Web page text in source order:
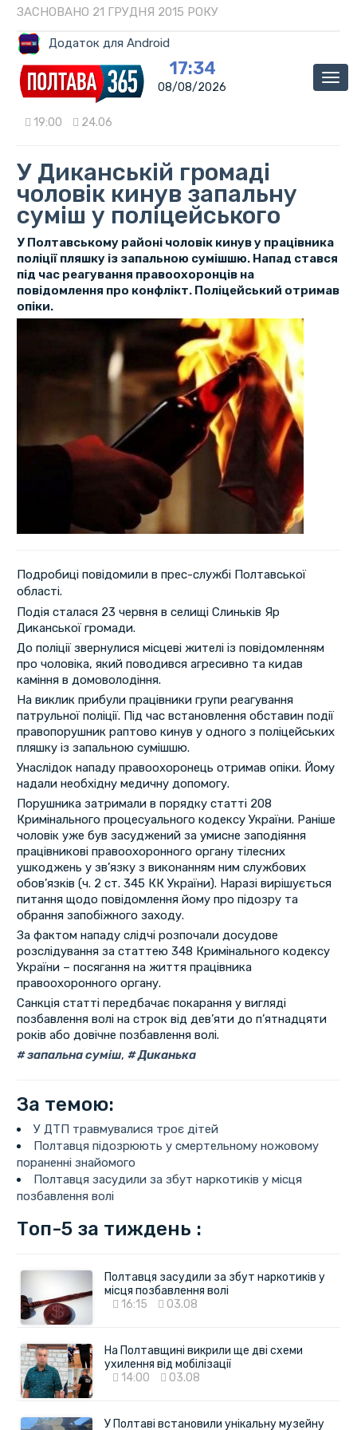
ЗАСНОВАНО 21 ГРУДНЯ 2015 РОКУ
Додаток для Android
17:34
08/08/2026
19:00 24.06
У Диканській громаді
чоловік кинув запальну
суміш у поліцейського
У Полтавському районі чоловік кинув у працівника
поліції пляшку із запальною сумішшю. Напад стався
під час реагування правоохоронців на
повідомлення про конфлікт. Поліцейський отримав
опіки.
Подробиці повідомили в прес-службі Полтавської
області.
Подія сталася 23 червня в селищі Слиньків Яр
Диканської громади.
До поліції звернулися місцеві жителі із повідомленням
про чоловіка, який поводився агресивно та кидав
каміння в домоволодіння.
На виклик прибули працівники групи реагування
патрульної поліції. Під час встановлення обставин події
правопорушник раптово кинув у одного з поліцейських
пляшку із запальною сумішшю.
Унаслідок нападу правоохоронець отримав опіки. Йому
надали необхідну медичну допомогу.
Порушника затримали в порядку статті 208
Кримінального процесуального кодексу України. Раніше
чоловік уже був засуджений за умисне заподіяння
працівникові правоохоронного органу тілесних
ушкоджень у зв’язку з виконанням ним службових
обов’язків (ч. 2 ст. 345 КК України). Наразі вирішується
питання щодо повідомлення йому про підозру та
обрання запобіжного заходу.
За фактом нападу слідчі розпочали досудове
розслідування за статтею 348 Кримінального кодексу
України – посягання на життя працівника
правоохоронного органу.
Санкція статті передбачає покарання у вигляді
позбавлення волі на строк від дев’яти до п’ятнадцяти
років або довічне позбавлення волі.
запальна суміш, Диканька
За темою:
У ДТП травмувалися троє дітей
Полтавця підозрюють у смертельному ножовому
пораненні знайомого
Полтавця засудили за збут наркотиків у місця
позбавлення волі
Топ-5 за тиждень :
Полтавця засудили за збут наркотиків у
місця позбавлення волі
16:15
03.08
На Полтавщині викрили ще дві схеми
ухилення від мобілізації
14:00
03.08
У Полтаві встановили унікальну музейну